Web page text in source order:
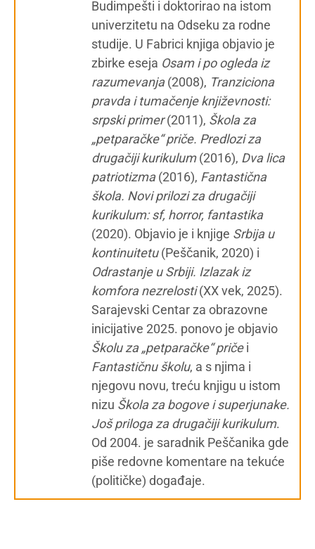
Budimpešti i doktorirao na istom
univerzitetu na Odseku za rodne
studije. U Fabrici knjiga objavio je
zbirke eseja Osam i po ogleda iz
razumevanja(2008), Tranziciona
pravda i tumačenje književnosti:
srpski primer(2011), Škola za
„petparačke“ priče. Predlozi za
drugačiji kurikulum(2016), Dva lica
patriotizma(2016), Fantastična
škola. Novi prilozi za drugačiji
kurikulum: sf, horror, fantastika
(2020). Objavio je i knjige Srbija u
kontinuitetu(Peščanik, 2020) i
Odrastanje u Srbiji. Izlazak iz
komfora nezrelosti(XX vek, 2025).
Sarajevski Centar za obrazovne
inicijative 2025. ponovo je objavio
Školu za „petparačke“ pričei
Fantastičnu školu, a s njima i
njegovu novu, treću knjigu u istom
nizu Škola za bogove i superjunake.
Još priloga za drugačiji kurikulum.
Od 2004. je saradnik Peščanika gde
piše redovne komentare na tekuće
(političke) događaje.